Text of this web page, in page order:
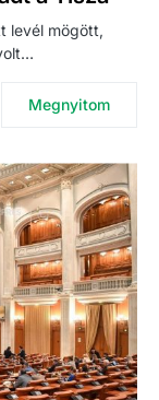
levél mögött,
Megnyitom